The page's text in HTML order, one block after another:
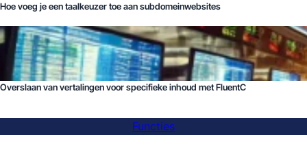
Hoe voeg je een taalkeuzer toe aan subdomeinwebsites
Overslaan van vertalingen voor specifieke inhoud met FluentC
Functies